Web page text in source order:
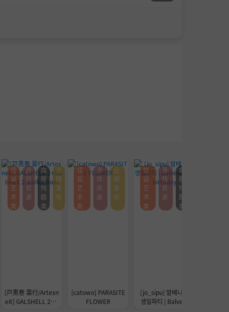
[戸黒巻 雲行/Artesn
eit] GALSHELL 2+G
怪
诞
艺
术
类
游
戏
资
源
血
腥
残
酷
类
近
期
发
布
[catowo] PARASITE
FLOWER
怪
诞
艺
术
类
游
戏
资
源
近
期
发
布
[jo_sipu] 발베니의
생일파티 | Balveni
怪
诞
艺
术
类
游
戏
资
源
血
腥
残
酷
类